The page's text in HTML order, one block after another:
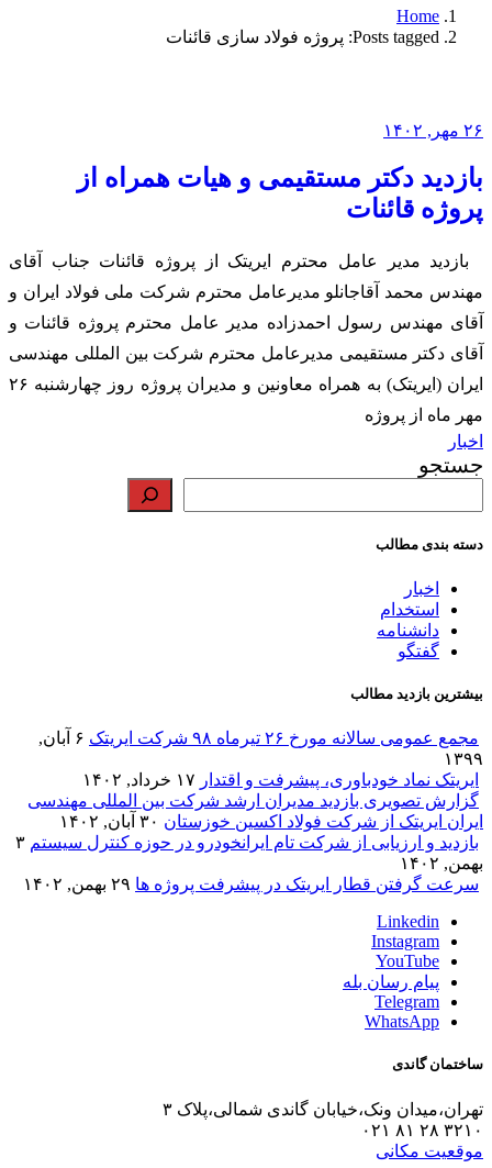
Home
Posts tagged: پروژه فولاد سازی قائنات
۲۶ مهر, ۱۴۰۲
بازدید دکتر مستقیمی و هیات همراه از
پروژه قائنات
بازدید مدیر عامل محترم ایریتک از پروژه قائنات جناب آقای
مهندس محمد آقاجانلو مدیرعامل محترم شرکت ملی فولاد ایران و
آقای مهندس رسول احمدزاده مدیر عامل محترم پروژه قائنات و
آقای دکتر مستقیمی مدیرعامل محترم شرکت بین المللی مهندسی
ایران (ایریتک) به همراه معاونین و مدیران پروژه روز چهارشنبه ۲۶
مهر ماه از پروژه
اخبار
جستجو
دسته بندی مطالب
اخبار
استخدام
دانشنامه
گفتگو
بیشترین بازدید مطالب
مجمع عمومی سالانه مورخ ۲۶ تیرماه ۹۸ شرکت ایریتک
۶ آبان,
۱۳۹۹
ایریتک نماد خودباوری، پیشرفت و اقتدار ۱۷ خرداد, ۱۴۰۲
گزارش تصویری بازدید مدیران ارشد شرکت بین المللی مهندسی
ایران ایریتک از شرکت فولاد اکسین خوزستان ۳۰ آبان, ۱۴۰۲
بازدید و ارزیابی از شرکت تام ایرانخودرو در حوزه کنترل سیستم ۳
بهمن, ۱۴۰۲
سرعت گرفتن قطار ایریتک در پیشرفت پروژه ها ۲۹ بهمن, ۱۴۰۲
Linkedin
Instagram
YouTube
پیام رسان بله
Telegram
WhatsApp
ساختمان گاندی
تهران،میدان ونک،خیابان گاندی شمالی،پلاک ۳
۳۲۱۰ ۲۸ ۸۱ ۰۲۱
موقعیت مکانی